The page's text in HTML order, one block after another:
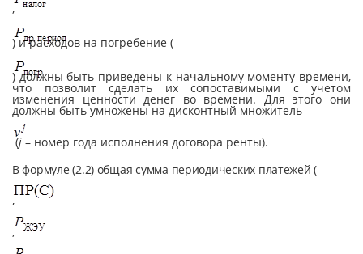
,
) и расходов на погребение (
) должны быть приведены к начальному моменту времени,
что позволит сделать их сопоставимыми с учетом
изменения ценности денег во времени. Для этого они
должны быть умножены на дисконтный множитель
(j – номер года исполнения договора ренты).
В формуле (2.2) общая сумма периодических платежей (
,
,